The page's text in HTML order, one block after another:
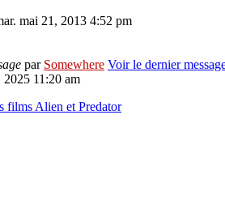
mai 21, 2013 4:52 pm
par Somewhere Voir le dernier
11:20 am
films Alien et Predator